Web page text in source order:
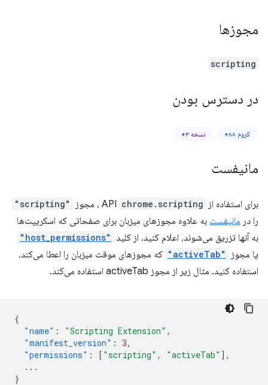
مجوزها
scripting
در دسترس بودن
کروم ۸۸+ نسخه ۳+
مانیفست
برای استفاده از API chrome.scripting ، مجوز "scripting"
را در مانیفست به علاوه مجوزهای میزبان برای صفحاتی که اسکریپت‌ها
به آنها تزریق می‌شوند، اعلام کنید. از کلید
"host_permissions"
یا مجوز "activeTab"
که مجوزهای موقت میزبان را اعطا می‌کند،
استفاده کنید. مثال زیر از مجوز activeTab استفاده می‌کند.
{
"name" : "Scripting Extension" ,
"manifest_version" : 3,
"permissions" : [ "scripting" , "activeTab" ],
...
}